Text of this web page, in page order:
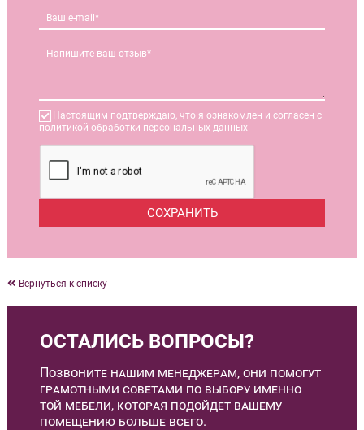
Настоящим подтверждаю, что я ознакомлен и согласен с
политикой обработки персональных данных
Вернуться к списку
ОСТАЛИСЬ ВОПРОСЫ?
Позвоните нашим менеджерам, они помогут
грамотными советами по выбору именно
той мебели, которая подойдет вашему
помещению больше всего.